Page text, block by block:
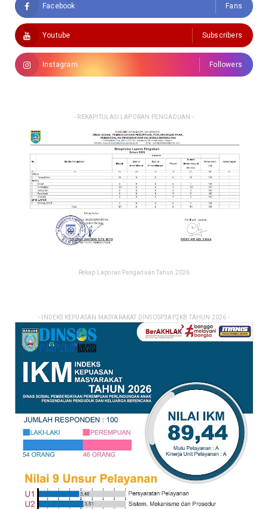
Facebook Fans
Youtube Subscribers
Instagram Followers
- REKAPITULASI LAPORAN PENGADUAN -
Rekap Laporan Pengaduan Tahun 2026
- INDEKS KEPUASAN MASYARAKAT DINSOSP3AP2KB TAHUN 2026 -